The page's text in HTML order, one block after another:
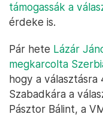
támogassák a
érdeke is.
Pár hete Lázár
megkarcolta
hogy a választásra
Szabadkára a
Pásztor Bálint, a